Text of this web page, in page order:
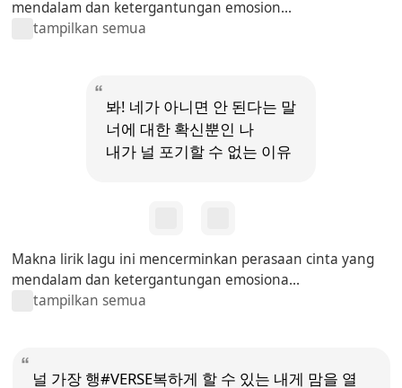
mendalam dan ketergantungan emosion...
tampilkan semua
봐! 네가 아니면 안 된다는 말
너에 대한 확신뿐인 나
내가 널 포기할 수 없는 이유
Makna lirik lagu ini mencerminkan perasaan cinta yang
mendalam dan ketergantungan emosiona...
tampilkan semua
널 가장 행#VERSE복하게 할 수 있는 내게 맘을 열